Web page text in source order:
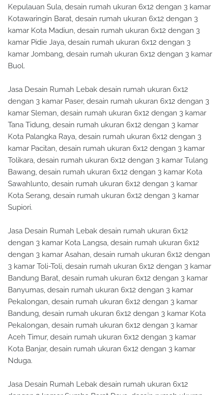
Kepulauan Sula, desain rumah ukuran 6x12 dengan 3 kamar
Kotawaringin Barat, desain rumah ukuran 6x12 dengan 3
kamar Kota Madiun, desain rumah ukuran 6x12 dengan 3
kamar Pidie Jaya, desain rumah ukuran 6x12 dengan 3
kamar Jombang, desain rumah ukuran 6x12 dengan 3 kamar
Buol.
Jasa Desain Rumah Lebak desain rumah ukuran 6x12
dengan 3 kamar Paser, desain rumah ukuran 6x12 dengan 3
kamar Sleman, desain rumah ukuran 6x12 dengan 3 kamar
Tana Tidung, desain rumah ukuran 6x12 dengan 3 kamar
Kota Palangka Raya, desain rumah ukuran 6x12 dengan 3
kamar Pacitan, desain rumah ukuran 6x12 dengan 3 kamar
Tolikara, desain rumah ukuran 6x12 dengan 3 kamar Tulang
Bawang, desain rumah ukuran 6x12 dengan 3 kamar Kota
Sawahlunto, desain rumah ukuran 6x12 dengan 3 kamar
Kota Serang, desain rumah ukuran 6x12 dengan 3 kamar
Supiori.
Jasa Desain Rumah Lebak desain rumah ukuran 6x12
dengan 3 kamar Kota Langsa, desain rumah ukuran 6x12
dengan 3 kamar Asahan, desain rumah ukuran 6x12 dengan
3 kamar Toli-Toli, desain rumah ukuran 6x12 dengan 3 kamar
Bandung Barat, desain rumah ukuran 6x12 dengan 3 kamar
Banyumas, desain rumah ukuran 6x12 dengan 3 kamar
Pekalongan, desain rumah ukuran 6x12 dengan 3 kamar
Bandung, desain rumah ukuran 6x12 dengan 3 kamar Kota
Pekalongan, desain rumah ukuran 6x12 dengan 3 kamar
Aceh Timur, desain rumah ukuran 6x12 dengan 3 kamar
Kota Banjar, desain rumah ukuran 6x12 dengan 3 kamar
Nduga.
Jasa Desain Rumah Lebak desain rumah ukuran 6x12